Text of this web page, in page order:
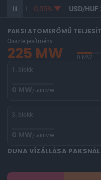
365,21 -0,05% USD/HUF
PAKSI ATOMERŐMŰ
Összteljesítmény
225 MW 0 MW
1. blokk
0 MW/ 500 MW
3. blokk
0 MW/ 500 MW
DUNA VÍZÁLLÁSA PAKSNÁL